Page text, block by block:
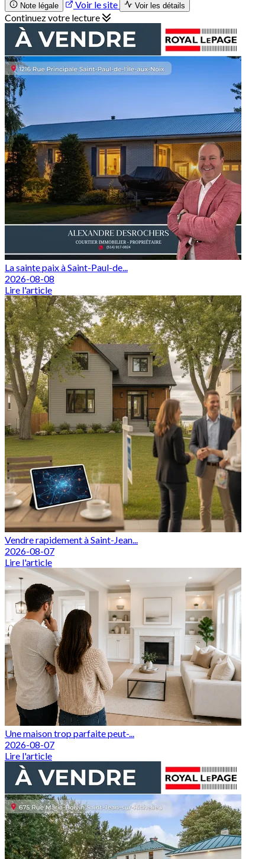
Note légale Voir le site Voir les détails
Continuez votre lecture
La sainte paix à Saint-Paul-de...
2026-08-08
Lire l'article
Vendre rapidement à Saint-Jean...
2026-08-07
Lire l'article
Une maison trop parfaite peut-...
2026-08-07
Lire l'article